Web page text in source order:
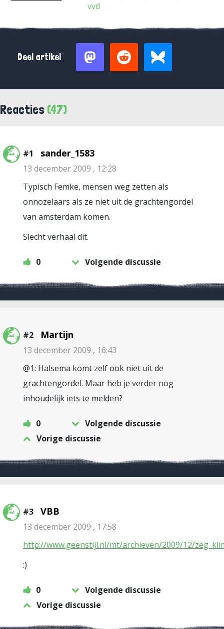
vvd
Deel artikel
Reacties (47)
#1 sander_1583
13 december 2009 , 12:28
Typisch Femke, mensen weg zetten als
onnozelaars als ze niet uit de grachtengordel
van amsterdam komen.
Slecht verhaal dit.
0 Volgende discussie
#2 Martijn
13 december 2009 , 16:43
@1: Halsema komt zelf ook niet uit de
grachtengordel. Maar heb je verder nog
inhoudelijk iets te melden?
0
Volgende discussie
Vorige discussie
#3 VBB
13 december 2009 , 17:58
http://www.geenstijl.nl/mt/archieven/2009/12/
:)
0
Volgende discussie
Vorige discussie